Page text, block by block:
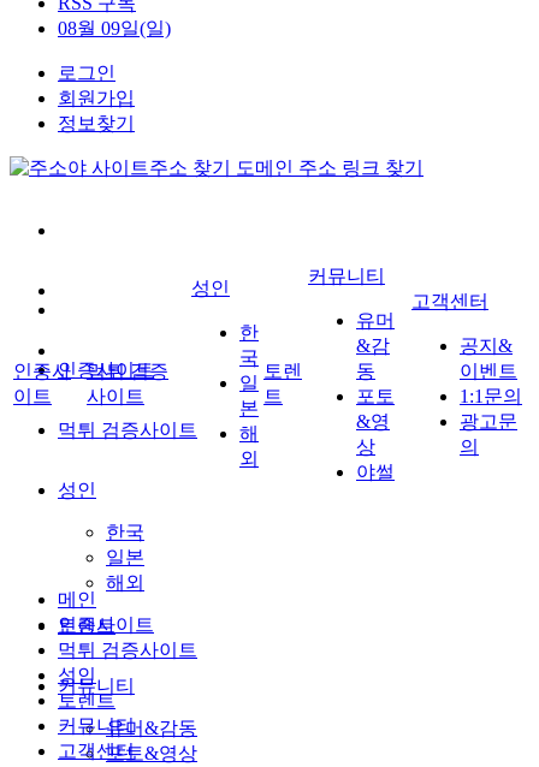
08월 09일(일)
로그인
회원가입
정보찾기
인증사이트
먹튀 검증사이트
성인
한국
일본
해외
토렌트
커뮤니티
유머&감동
포토&영상
인증사
이트
먹튀 검증
사이트
성인
한
국
일
본
해
외
토렌
트
커뮤니티
유머
&감
동
포토
&영
상
야썰
고객센터
공지&
이벤트
1:1문의
광고문
의
메인
인증사이트
먹튀 검증사이트
성인
토렌트
커뮤니티
고객센터